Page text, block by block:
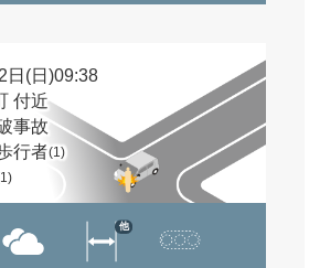
日(日)09:38
付近
事故
行者(1)
他